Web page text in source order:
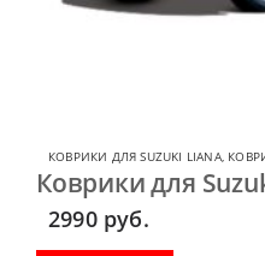
КОВРИКИ ДЛЯ SUZUKI LIANA,
Коврики для
2990 руб.